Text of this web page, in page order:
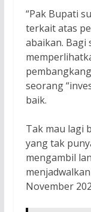
“Pak Bupati
terkait atas
abaikan. Bagi
seorang
baik.
Tak mau lagi
yang tak
mengambil
November